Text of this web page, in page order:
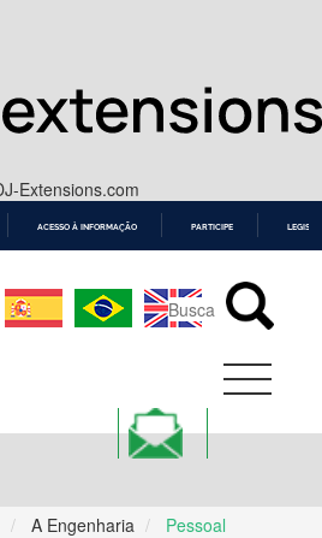
Extensions.com
CONTEÚDO
ACESSO À INFORMAÇÃO PARTICIPE
A Engenharia Pessoal